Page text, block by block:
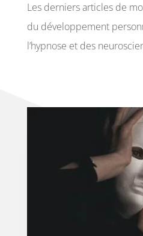
Les derniers articles de
du développement
l’hypnose et des